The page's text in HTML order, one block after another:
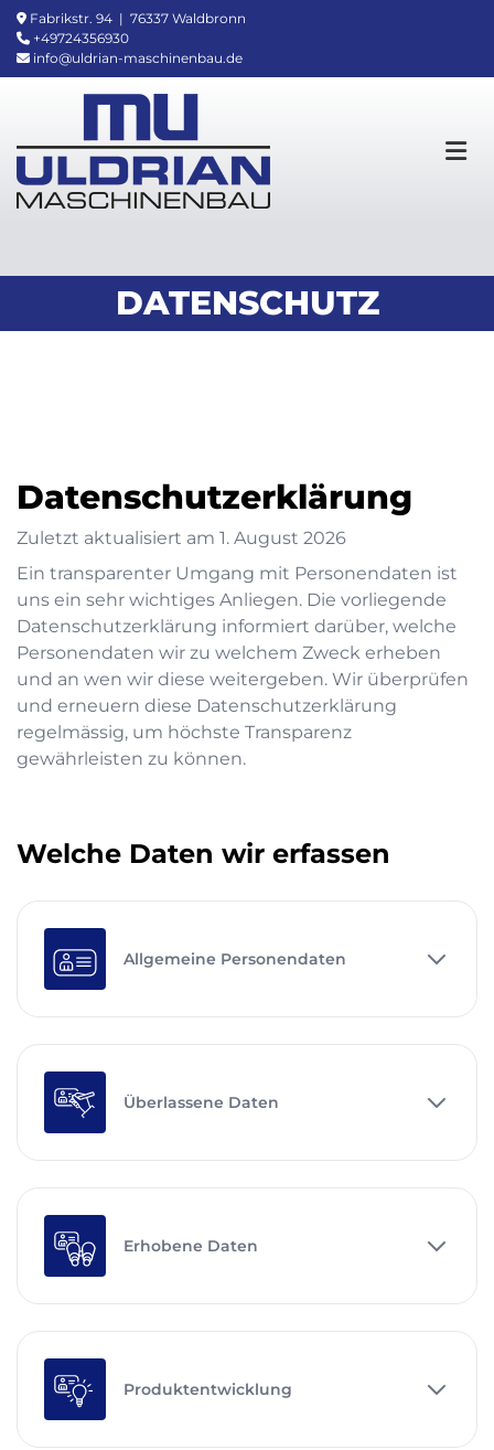
 Fabrikstr. 94 | 76337 Waldbronn
 +49724356930
 info@uldrian-maschinenbau.de
DATENSCHUTZ
Datenschutzerklärung
Zuletzt aktualisiert am 1. August 2026
Ein transparenter Umgang mit Personendaten ist
uns ein sehr wichtiges Anliegen. Die vorliegende
Datenschutzerklärung informiert darüber, welche
Personendaten wir zu welchem Zweck erheben
und an wen wir diese weitergeben. Wir überprüfen
und erneuern diese Datenschutzerklärung
regelmässig, um höchste Transparenz
gewährleisten zu können.
Welche Daten wir erfassen
Allgemeine Personendaten
Überlassene Daten
Erhobene Daten
Produktentwicklung